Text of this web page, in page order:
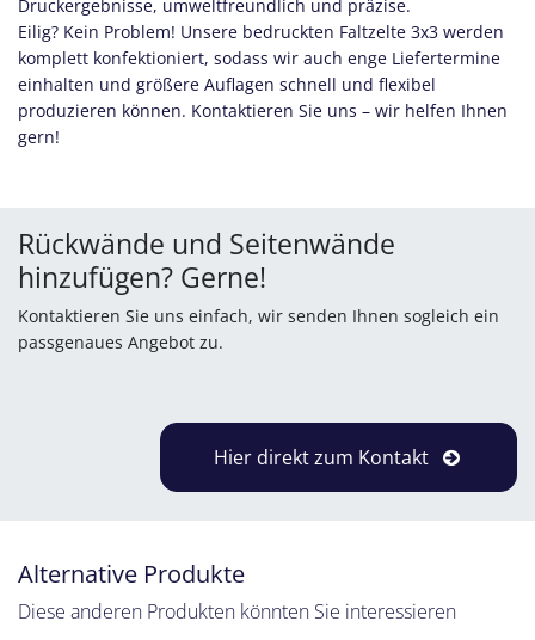
Druckergebnisse, umweltfreundlich und präzise.
Eilig? Kein Problem! Unsere bedruckten Faltzelte 3x3 werden
komplett konfektioniert, sodass wir auch enge Liefertermine
einhalten und größere Auflagen schnell und flexibel
produzieren können. Kontaktieren Sie uns – wir helfen Ihnen
gern!
Rückwände und Seitenwände
hinzufügen? Gerne!
Kontaktieren Sie uns einfach, wir senden Ihnen sogleich ein
passgenaues Angebot zu.
Hier direkt zum Kontakt
Alternative Produkte
Diese anderen Produkten könnten Sie interessieren